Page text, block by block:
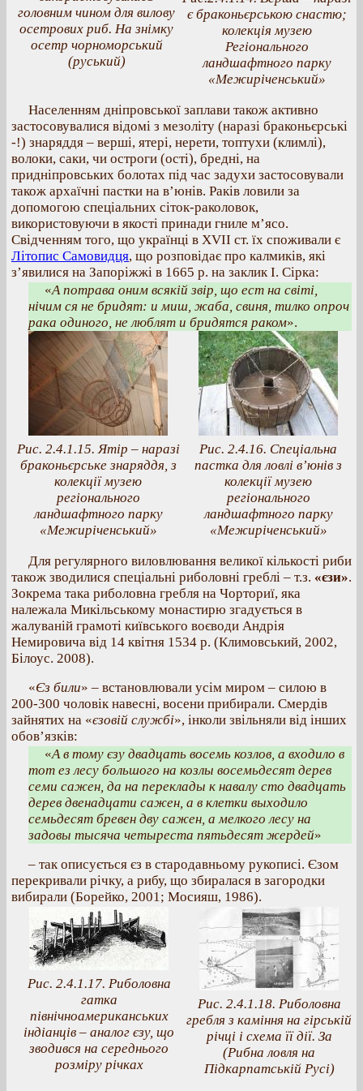
головним чином для вилову
осетрових риб. На знімку
осетр чорноморський
(руський)
є браконьєрською снастю;
колекція музею
Регіонального
ландшафтного парку
«Межиріченський»
Населенням дніпровської заплави також активно
застосовувалися відомі з мезоліту (наразі браконьєрські
-!) знаряддя – верші, ятері, нерети, топтухи (климлі),
волоки, саки, чи остроги (ості), бредні, на
придніпровських болотах під час задухи застосовували
також архаїчні пастки на в’юнів. Раків ловили за
допомогою спеціальних сіток-раколовок,
використовуючи в якості принади гниле м’ясо.
Свідченням того, що українці в XVII ст. їх споживали є
Літопис Самовидця, що розповідає про калмиків, які
з’явилися на Запоріжжі в 1665 р. на заклик І. Сірка:
«А потрава оним всякій звір, що ест на світі,
нічим ся не бридят: и миш, жаба, свиня, тилко опроч
рака одиного, не люблят и бридятся раком».
Рис. 2.4.1.15. Ятір – наразі
браконьєрське знаряддя, з
колекції музею
регіонального
ландшафтного парку
«Межиріченський»
Рис. 2.4.16. Спеціальна
пастка для ловлі в’юнів з
колекції музею
регіонального
ландшафтного парку
«Межиріченський»
Для регулярного виловлювання великої кількості риби
також зводилися спеціальні риболовні греблі – т.з. «єзи».
Зокрема така риболовна гребля на Чорториї, яка
належала Микільському монастирю згадується в
жалуваній грамоті київського воєводи Андрія
Немировича від 14 квітня 1534 р. (Климовський, 2002,
Білоус. 2008).
«Єз били» – встановлювали усім миром – силою в
200-300 чоловік навесні, восени прибирали. Смердів
зайнятих на «єзовій службі», інколи звільняли від інших
обов’язків:
«А в тому єзу двадцать восемь козлов, а входило в
тот ез лесу большого на козлы восемьдесят дерев
семи сажен, да на переклады к навалу сто двадцать
дерев двенадцати сажен, а в клетки выходило
семьдесят бревен дву сажен, а мелкого лесу на
задовы тысяча четыреста пятьдесят жердей»
– так описується єз в стародавньому рукописі. Єзом
перекривали річку, а рибу, що збиралася в загородки
вибирали (Борейко, 2001; Мосияш, 1986).
Рис. 2.4.1.17. Риболовна
гатка
північноамериканських
індіанців – аналог єзу, що
зводився на середнього
розміру річках
Рис. 2.4.1.18. Риболовна
гребля з каміння на гірській
річці і схема її дії. За
(Рибна ловля на
Підкарпатській Русі)